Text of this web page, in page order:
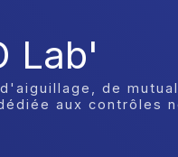
Lab'
de
aux contrôles